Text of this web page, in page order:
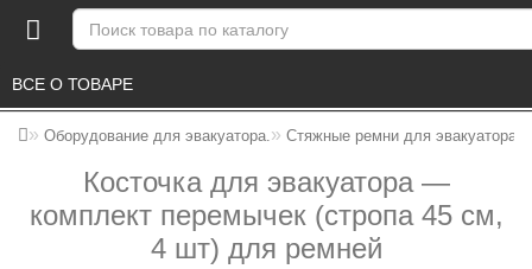
Оборудование для эвакуатора. Стяжные ремни для эвакуатора
Косточка для эвакуатора —
комплект перемычек (стропа 45 см,
4 шт) для ремней
ВСЕ О ТОВАРЕ